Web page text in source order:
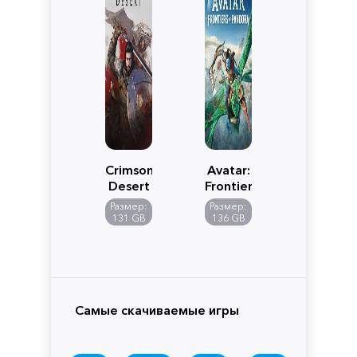
Crimson
Desert
Размер:
131 GB
Avatar:
Frontiers
of
Pandora
Размер:
136 GB
Самые скачиваемые игры